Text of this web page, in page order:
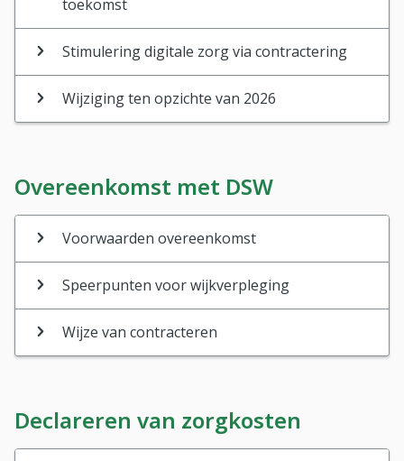
toekomst
Stimulering digitale zorg via contractering
Wijziging ten opzichte van 2026
Overeenkomst met DSW
Voorwaarden overeenkomst
Speerpunten voor wijkverpleging
Wijze van contracteren
Declareren van zorgkosten